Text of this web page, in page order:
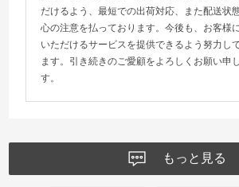
だけるよう、最短での出荷対応、また配送状
心の注意を払っております。今後も、お客様
いただけるサービスを提供できるよう努力し
ます。引き続きのご愛顧をよろしくお願い申
す。
もっと見る